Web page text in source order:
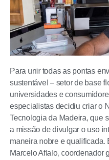
Para unir todas as pontas
sustentável – setor de base
universidades e
especialistas decidiu criar o
Tecnologia da Madeira, que
a missão de divulgar o uso
maneira nobre e qualificada.
Marcelo Aflalo, coordenador